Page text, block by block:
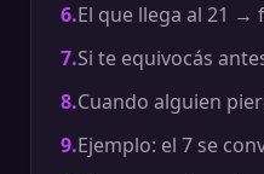
6.El que llega al 21 →
7.Si te equivocás
8.Cuando alguien
9.Ejemplo: el 7 se